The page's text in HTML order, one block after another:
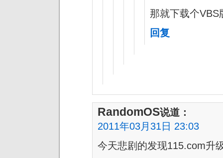
那就下载个
回复
RandomOS说道：
2011年03月31日 23:03
今天悲剧的发现115.com升